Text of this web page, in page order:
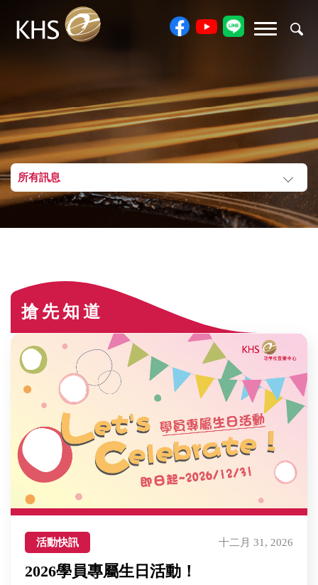
所有訊息
搶先知道
活動快訊 十二月 31, 2026
2026學員專屬生日活動！